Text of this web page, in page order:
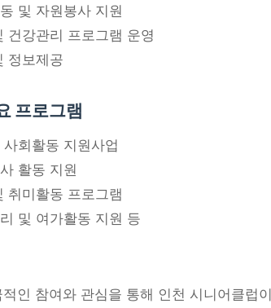
및 자원봉사 지원
건강관리 프로그램 운영
정보제공
프로그램
회활동 지원사업
활동 지원
취미활동 프로그램
및 여가활동 지원 등
인 참여와 관심을 통해 인천 시니어클럽